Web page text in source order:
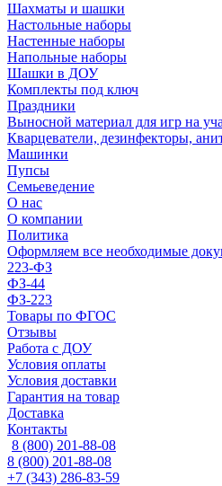
Шахматы и шашки
Настольные наборы
Настенные наборы
Напольные наборы
Шашки в ДОУ
Комплекты под ключ
Праздники
Выносной материал для игр на
Кварцеватели, дезинфекторы,
Машинки
Пупсы
Семьеведение
О нас
О компании
Политика
Оформляем все необходимые
223-ФЗ
ФЗ-44
ФЗ-223
Товары по ФГОС
Отзывы
Работа с ДОУ
Условия оплаты
Условия доставки
Гарантия на товар
Доставка
Контакты
8 (800) 201-88-08
8 (800) 201-88-08
+7 (343) 286-83-59